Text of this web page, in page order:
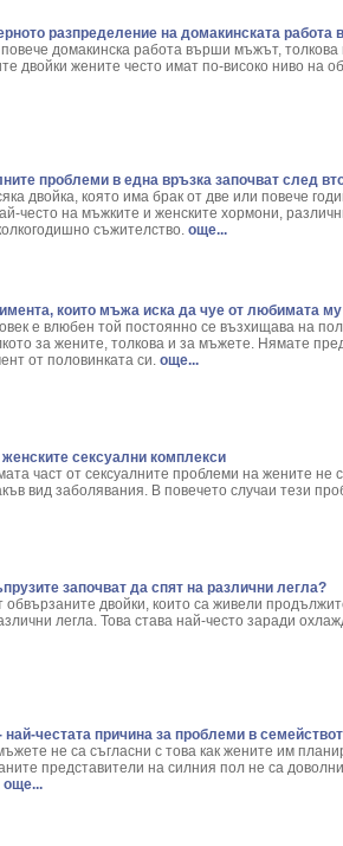
разпределение на домакинската работа
повече домакинска работа върши мъжът,
двойки жените често имат по-високо ниво на
проблеми в една връзка започват след
двойка, която има брак от две или повече
често на мъжките и женските хормони,
съжителство. още...
които мъжа иска да чуе от любимата му
е влюбен той постоянно се възхищава на
за жените, толкова и за мъжете. Нямате
от половинката си. още...
женските сексуални комплекси
част от сексуалните проблеми на жените
вид заболявания. В повечето случаи тези
започват да спят на различни легла?
обвързаните двойки, които са живели
легла. Това става най-често заради
най-честата причина за проблеми в
не са съгласни с това как жените им
представители на силния пол не са
още...